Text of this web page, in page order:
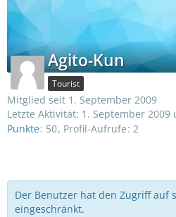
Agito-Kun
Tourist
Mitglied seit 1. September 2009
Letzte Aktivität: 1. September 2009
Punkte 50 Profil-Aufrufe 2
Der Benutzer hat den Zugriff auf
eingeschränkt.